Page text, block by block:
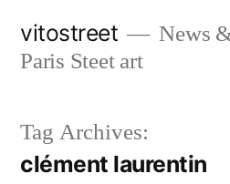
vitostreet
News
Paris Steet art
Tag Archives:
clément laurentin